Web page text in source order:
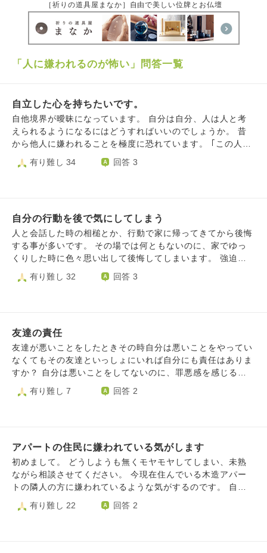
［祈りの道具屋まなか］自由で美しい位牌とお仏壇
「人に嫌われるのが怖い」問答一覧
自立した心を持ちたいです。
自他境界が曖昧になっています。 自分は自分、人は人と考
えられるようになるにはどうすればいいのでしょうか。 昔
から他人に嫌われることを極度に恐れています。 ｢この人、
私のこと嫌いなのかな｣と感じる出来事があると、ずっとそ
のことにとらわれてしまいます。 嫌われたくないあまりに
とは不可能だし、自分と一緒にいてくれる人を大切にした方
がいいと頭では分かっているのですが、難しいです。 自分
には大好きな夫がいて、大切な子どもがいて、仲の良い友達
や兄弟もいて、それで充分なはずなのに、そう思えないので
場の人で、業務上関わらなくてはならず、離れられないので
ようになりました。 私が何かしてしまったのかもしれませ
んが、分かりません。 1日のうちで仕事をしている時間はと
ても長いので、ずっとしんどいです。 家に帰ってからもず
っと考えてしまい、その人が頭から離れず毎日吐きそうにな
時間だと分かっているのにやめられません。 どういう訓練
有り難し 34 回答 3
自分の行動を後で気にしてしまう
人と会話した時の相槌とか、行動で家に帰ってきてから後悔
する事が多いです。 その場では何ともないのに、家でゆっ
くりした時に色々思い出して後悔してしまいます。 強迫性
障害もありますが、後からどうすることも出来ない事で落ち
込みます。 過ぎたことなので何もできないですし、もしそ
くなります。 そのような人になりたいと思いますが、自信
がなく話し出すと緊張で声が裏返ってしまいます。 子供に
もこんな親で申し訳ない気持ちです。子供も大人しく控え目
に育ってきています。
有り難し 32 回答 3
友達の責任
友達が悪いことをしたときその時自分は悪いことをやってい
なくてもその友達といっしょにいれば自分にも責任はありま
すか？ 自分は悪いことをしてないのに、罪悪感を感じるの
は嫌です。他人からどう見られるかも気になります。
有り難し 7 回答 2
アパートの住民に嫌われている気がします
初めまして。 どうしようも無くモヤモヤしてしまい、未熟
ながら相談させてください。 今現在住んでいる木造アパー
トの隣人の方に嫌われているような気がするのです。 自分
が仕事の休みなどで家にいる時に隣人の方もいると、自分が
物音を出して部屋にいると気づいた途端、その方がアパート
有り難し 22 回答 2